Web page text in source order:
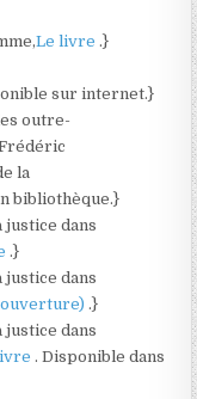
Le livre.}
sur internet.}
outre-
la
bibliothèque.}
justice dans
.}
justice dans
.}
justice dans
. Disponible dans